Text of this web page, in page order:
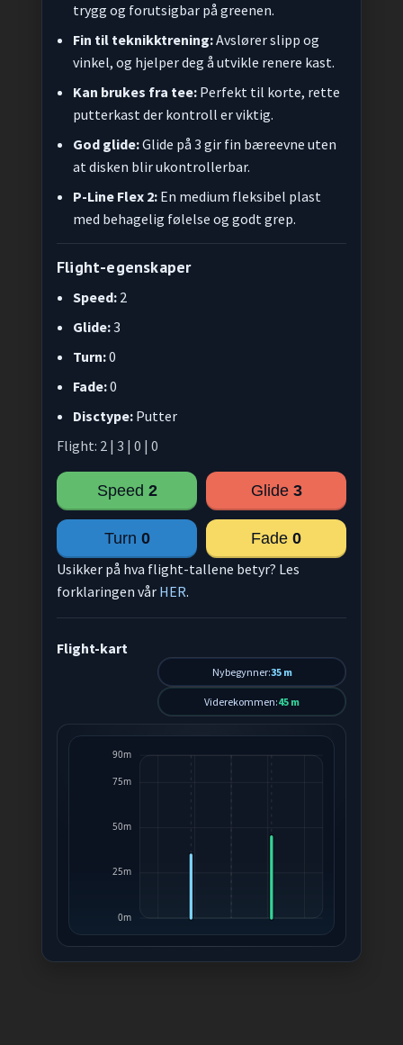
trygg og forutsigbar på greenen.
Fin til teknikktrening:Avslører slipp og
vinkel, og hjelper deg å utvikle renere kast.
Kan brukes fra tee: Perfekt til korte, rette
putterkast der kontroll er viktig.
God glide:Glide på 3 gir fin bæreevne uten
at disken blir ukontrollerbar.
P-Line Flex 2: En medium fleksibel plast
med behagelig følelse og godt grep.
Flight-egenskaper
Speed: 2
Glide:3
Turn:0
Fade:0
Disctype: Putter
Flight: 2 | 3 | 0 | 0
Speed 2 Glide 3
Turn 0 Fade 0
Usikker på hva flight-tallene betyr? Les
forklaringen vår HER.
Flight-kart
Nybegynner:35 m
Viderekommen:45 m
0m
25m
50m
75m
90m